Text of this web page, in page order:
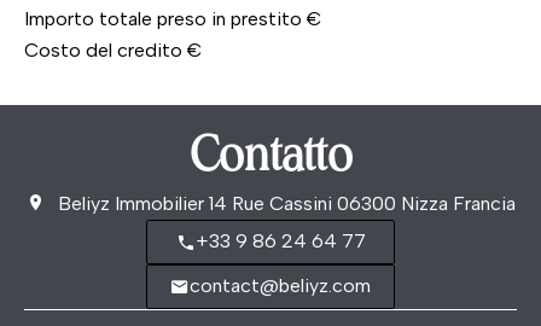
Importo totale preso in prestito €
Costo del credito €
Contatto
Beliyz Immobilier14 Rue Cassini 06300 Nizza Francia
+33 9 86 24 64 77
contact@beliyz.com